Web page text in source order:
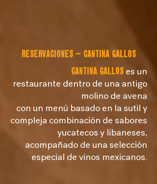
RESERVACIONES — CANTINA GALLOS
Cantina Gallos es un
restaurante dentro de una antigo
molino de avena
con un menú basado en la sutil y
compleja combinación de sabores
yucatecos y libaneses,
acompañado de una selección
especial de vinos mexicanos.